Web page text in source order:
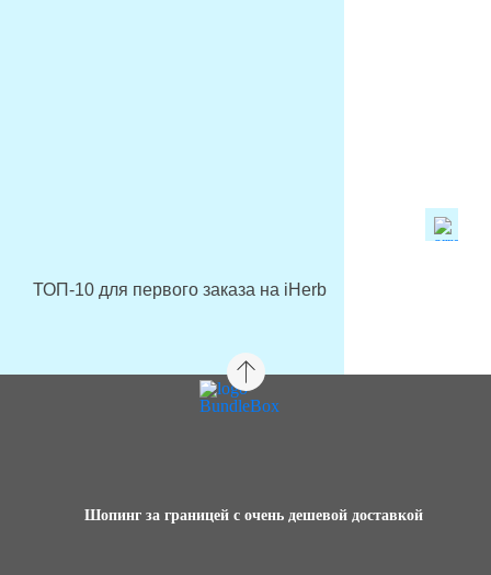
ТОП-10 для первого заказа на iHerb
Шопинг за границей с очень дешевой доставкой